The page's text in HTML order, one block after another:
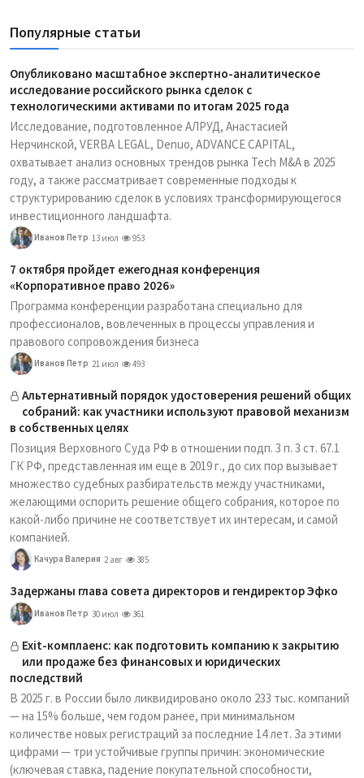
Популярные статьи
Опубликовано масштабное экспертно-аналитическое
исследование российского рынка сделок с
технологическими активами по итогам 2025 года
Исследование, подготовленное АЛРУД, Анастасией
Нерчинской, VERBA LEGAL, Denuo, ADVANCE CAPITAL,
охватывает анализ основных трендов рынка Tech M&A в 2025
году, а также рассматривает современные подходы к
структурированию сделок в условиях трансформирующегося
инвестиционного ландшафта.
Иванов Петр 13 июл 953
7 октября пройдет ежегодная конференция
«Корпоративное право 2026»
Программа конференции разработана специально для
профессионалов, вовлеченных в процессы управления и
правового сопровождения бизнеса
Иванов Петр 21 июл 493
Альтернативный порядок удостоверения решений общих
собраний: как участники используют правовой механизм
в собственных целях
Позиция Верховного Суда РФ в отношении подп. 3 п. 3 ст. 67.1
ГК РФ, представленная им еще в 2019 г., до сих пор вызывает
множество судебных разбирательств между участниками,
желающими оспорить решение общего собрания, которое по
какой-либо причине не соответствует их интересам, и самой
компанией.
Качура Валерия 2 авг 385
Задержаны глава совета директоров и гендиректор Эфко
Иванов Петр 30 июл 361
Exit-комплаенс: как подготовить компанию к закрытию
или продаже без финансовых и юридических
последствий
В 2025 г. в России было ликвидировано около 233 тыс. компаний
— на 15% больше, чем годом ранее, при минимальном
количестве новых регистраций за последние 14 лет. За этими
цифрами — три устойчивые группы причин: экономические
(ключевая ставка, падение покупательной способности,